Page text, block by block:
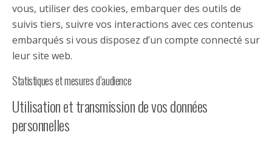
vous, utiliser des cookies, embarquer des outils de
suivis tiers, suivre vos interactions avec ces contenus
embarqués si vous disposez d’un compte connecté sur
leur site web.
Statistiques et mesures d’audience
Utilisation et transmission de vos données
personnelles